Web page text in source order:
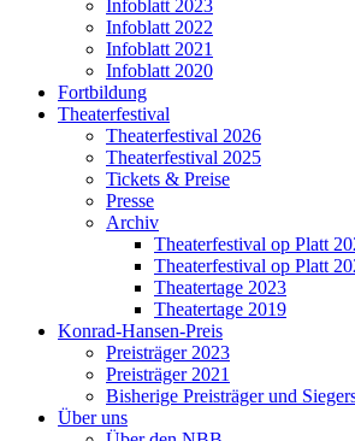
Infoblatt 2023
Infoblatt 2022
Infoblatt 2021
Infoblatt 2020
Fortbildung
Theaterfestival
Theaterfestival 2026
Theaterfestival 2025
Tickets & Preise
Presse
Archiv
Theaterfestival op Platt
Theaterfestival op Platt
Theatertage 2023
Theatertage 2019
Konrad-Hansen-Preis
Preisträger 2023
Preisträger 2021
Bisherige Preisträger und
Über uns